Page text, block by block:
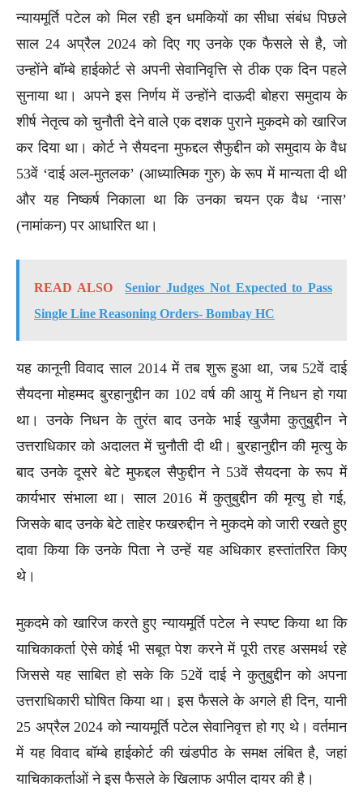
न्यायमूर्ति पटेल को मिल रही इन धमकियों का सीधा संबंध पिछले
साल 24 अप्रैल 2024 को दिए गए उनके एक फैसले से है, जो
उन्होंने बॉम्बे हाईकोर्ट से अपनी सेवानिवृत्ति से ठीक एक दिन पहले
सुनाया था। अपने इस निर्णय में उन्होंने दाऊदी बोहरा समुदाय के
शीर्ष नेतृत्व को चुनौती देने वाले एक दशक पुराने मुकदमे को खारिज
कर दिया था। कोर्ट ने सैयदना मुफद्दल सैफुद्दीन को समुदाय के वैध
53वें ‘दाई अल-मुतलक’ (आध्यात्मिक गुरु) के रूप में मान्यता दी थी
और यह निष्कर्ष निकाला था कि उनका चयन एक वैध ‘नास’
(नामांकन) पर आधारित था।
READ ALSO
Senior Judges Not Expected to Pass
Single Line Reasoning Orders- Bombay HC
यह कानूनी विवाद साल 2014 में तब शुरू हुआ था, जब 52वें दाई
सैयदना मोहम्मद बुरहानुद्दीन का 102 वर्ष की आयु में निधन हो गया
था। उनके निधन के तुरंत बाद उनके भाई खुजैमा कुतुबुद्दीन ने
उत्तराधिकार को अदालत में चुनौती दी थी। बुरहानुद्दीन की मृत्यु के
बाद उनके दूसरे बेटे मुफद्दल सैफुद्दीन ने 53वें सैयदना के रूप में
कार्यभार संभाला था। साल 2016 में कुतुबुद्दीन की मृत्यु हो गई,
जिसके बाद उनके बेटे ताहेर फखरुद्दीन ने मुकदमे को जारी रखते हुए
दावा किया कि उनके पिता ने उन्हें यह अधिकार हस्तांतरित किए
थे।
मुकदमे को खारिज करते हुए न्यायमूर्ति पटेल ने स्पष्ट किया था कि
याचिकाकर्ता ऐसे कोई भी सबूत पेश करने में पूरी तरह असमर्थ रहे
जिससे यह साबित हो सके कि 52वें दाई ने कुतुबुद्दीन को अपना
उत्तराधिकारी घोषित किया था। इस फैसले के अगले ही दिन, यानी
25 अप्रैल 2024 को न्यायमूर्ति पटेल सेवानिवृत्त हो गए थे। वर्तमान
में यह विवाद बॉम्बे हाईकोर्ट की खंडपीठ के समक्ष लंबित है, जहां
याचिकाकर्ताओं ने इस फैसले के खिलाफ अपील दायर की है।